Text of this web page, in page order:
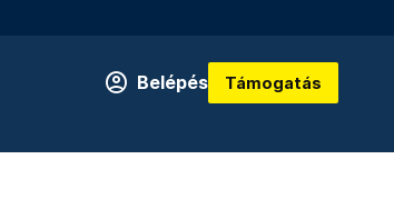
Belépés Támogatás